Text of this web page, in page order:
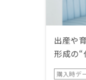
出産や
形成の“
購入時デ